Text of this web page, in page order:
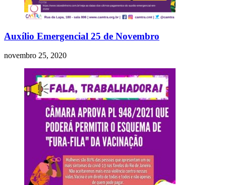
Auxílio Emergencial 25 de Novembro
novembro 25, 2020